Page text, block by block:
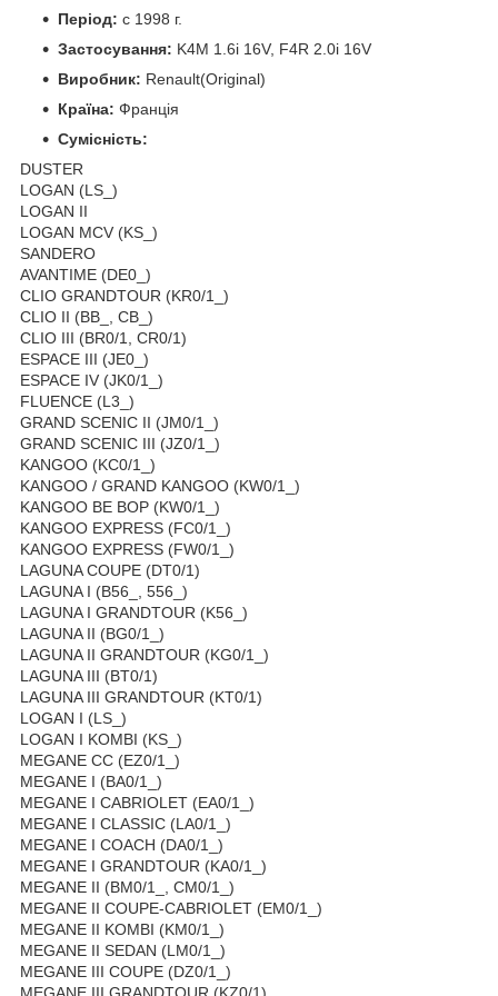
Період: c 1998 г.
Застосування: K4M 1.6i 16V, F4R 2.0i 16V
Виробник: Renault(Original)
Країна: Франція
Сумісність:
DUSTER
LOGAN (LS_)
LOGAN II
LOGAN MCV (KS_)
SANDERO
AVANTIME (DE0_)
CLIO GRANDTOUR (KR0/1_)
CLIO II (BB_, CB_)
CLIO III (BR0/1, CR0/1)
ESPACE III (JE0_)
ESPACE IV (JK0/1_)
FLUENCE (L3_)
GRAND SCENIC II (JM0/1_)
GRAND SCENIC III (JZ0/1_)
KANGOO (KC0/1_)
KANGOO / GRAND KANGOO (KW0/1_)
KANGOO BE BOP (KW0/1_)
KANGOO EXPRESS (FC0/1_)
KANGOO EXPRESS (FW0/1_)
LAGUNA COUPE (DT0/1)
LAGUNA I (B56_, 556_)
LAGUNA I GRANDTOUR (K56_)
LAGUNA II (BG0/1_)
LAGUNA II GRANDTOUR (KG0/1_)
LAGUNA III (BT0/1)
LAGUNA III GRANDTOUR (KT0/1)
LOGAN I (LS_)
LOGAN I KOMBI (KS_)
MEGANE CC (EZ0/1_)
MEGANE I (BA0/1_)
MEGANE I CABRIOLET (EA0/1_)
MEGANE I CLASSIC (LA0/1_)
MEGANE I COACH (DA0/1_)
MEGANE I GRANDTOUR (KA0/1_)
MEGANE II (BM0/1_, CM0/1_)
MEGANE II COUPE-CABRIOLET (EM0/1_)
MEGANE II KOMBI (KM0/1_)
MEGANE II SEDAN (LM0/1_)
MEGANE III COUPE (DZ0/1_)
MEGANE III GRANDTOUR (KZ0/1)